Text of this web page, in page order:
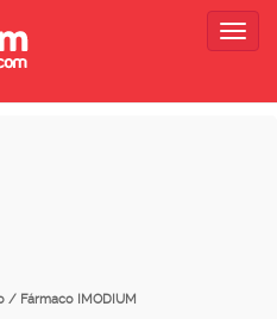
/ Fármaco IMODIUM